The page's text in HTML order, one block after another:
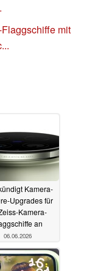
mit
Kamera-
Upgrades für
Kamera-
an
06.06.2026